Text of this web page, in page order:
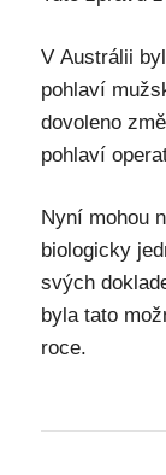
V Austrálii
pohlaví
dovoleno
pohlaví
Nyní mohou
biologicky
svých
byla tato
roce.